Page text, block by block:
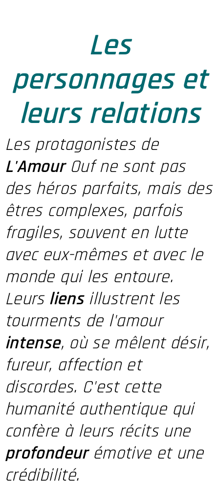
Les
personnages et
leurs relations
Les protagonistes de
L'AmourOuf ne sont pas
des héros parfaits, mais des
êtres complexes, parfois
fragiles, souvent en lutte
avec eux-mêmes et avec le
monde qui les entoure.
Leursliensillustrent les
tourments de l'amour
intense, où se mêlent désir,
fureur, affection et
discordes. C'est cette
humanité authentique qui
confère à leurs récits une
profondeurémotive et une
crédibilité.